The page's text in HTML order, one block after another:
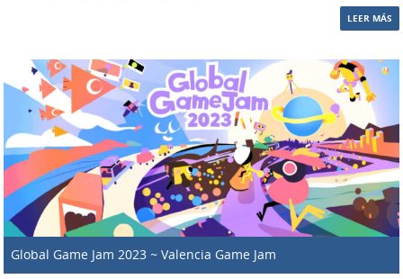
LEER MÁS
Global Game Jam 2023 ~ Valencia Game Jam